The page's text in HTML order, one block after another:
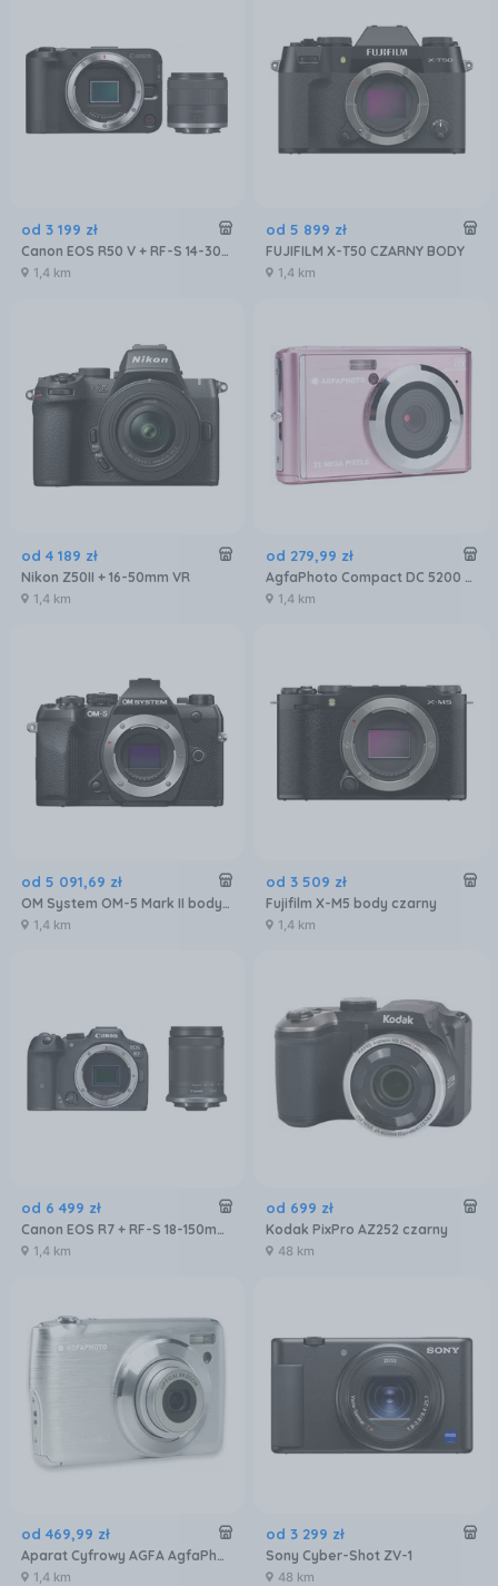
od 3 199 zł
Canon EOS R50 V + RF-S 14-30mm F4-6.3 IS STM PZ
1,4 km
od 5 899 zł
FUJIFILM X-T50 CZARNY BODY
1,4 km
od 4 189 zł
Nikon Z50II + 16-50mm VR
1,4 km
od 279,99 zł
AgfaPhoto Compact DC 5200 Różowy
1,4 km
od 5 091,69 zł
OM System OM-5 Mark II body Czarny
1,4 km
od 3 509 zł
Fujifilm X-M5 body czarny
1,4 km
od 6 499 zł
Canon EOS R7 + RF-S 18-150mm IS STM
1,4 km
od 699 zł
Kodak PixPro AZ252 czarny
48 km
od 469,99 zł
Aparat Cyfrowy AGFA AgfaPhoto DC8200 18MP 8x zoom / Srebrny
1,4 km
od 3 299 zł
Sony Cyber-Shot ZV-1
48 km